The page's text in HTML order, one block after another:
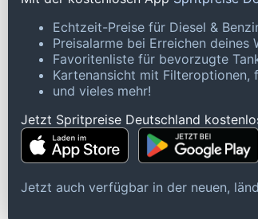
Echtzeit-Preise für Diesel &
Preisalarme bei Erreichen deines
Favoritenliste für bevorzugte
Kartenansicht mit Filteroptionen,
und vieles mehr!
Jetzt Spritpreise Deutschland
Jetzt auch verfügbar in der neuen,